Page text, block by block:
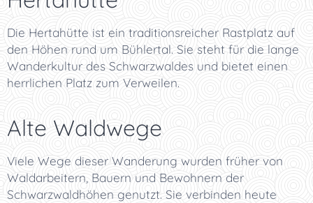
Die Hertahütte ist ein traditionsreicher Rastplatz auf
den Höhen rund um Bühlertal. Sie steht für die lange
Wanderkultur des Schwarzwaldes und bietet einen
herrlichen Platz zum Verweilen.
Alte Waldwege
Viele Wege dieser Wanderung wurden früher von
Waldarbeitern, Bauern und Bewohnern der
Schwarzwaldhöhen genutzt. Sie verbinden heute